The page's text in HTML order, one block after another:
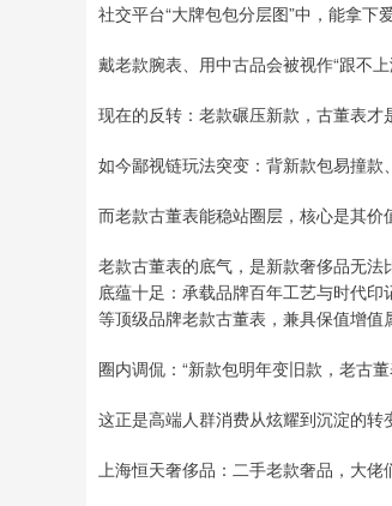
社交平台“大牌包包分层图”中，能拿下
戴老款腕表、用中古品会被视作“跟不
现在的反转：老款碾压新款，古董表才
如今鄙视链玩法突变：背新款包易撞款
而老款古董表能稳站圈层，核心是其价
老款古董表的底气，是新款奢侈品无
底蕴十足：承载品牌百年工艺与时代
等顶级品牌老款古董表，兼具保值增值
圈内调侃：“新款包明年变旧款，老古董
这正是高端人群消费从炫耀到沉淀的转
上海恒天奢侈品：二手老款奢品，大佬